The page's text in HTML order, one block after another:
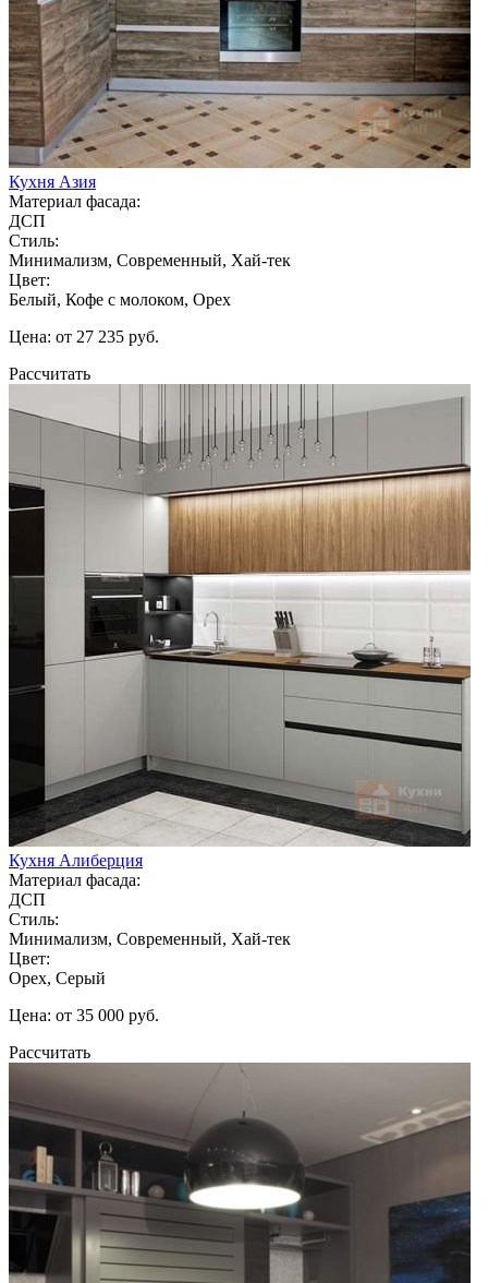
Кухня Азия
Материал фасада:
ДСП
Стиль:
Минимализм, Современный, Хай-тек
Цвет:
Белый, Кофе с молоком, Орех
Цена: от 27 235 руб.
Рассчитать
Кухня Алиберция
Материал фасада:
ДСП
Стиль:
Минимализм, Современный, Хай-тек
Цвет:
Орех, Серый
Цена: от 35 000 руб.
Рассчитать